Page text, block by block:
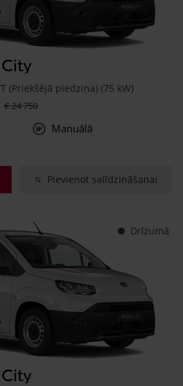
(Priekšējā piedziņa) (75 kW)
€ 24 750
Manuālā
Pievienot salīdzināšanai
Drīzumā